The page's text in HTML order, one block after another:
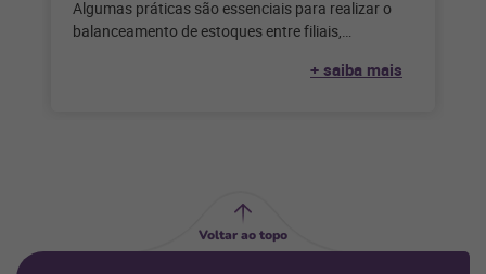
Algumas práticas são essenciais para realizar o
balanceamento de estoques entre filiais,
+ saiba mais
Voltar ao topo